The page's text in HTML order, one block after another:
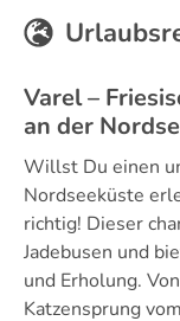
Varel –
an der
Willst Du einen
Nordseeküste
richtig! Dieser
Jadebusen und
und Erholung.
Katzensprung